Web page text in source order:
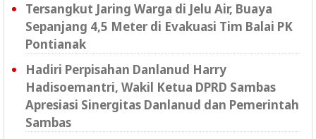
Tersangkut Jaring Warga di Jelu Air, Buaya
Sepanjang 4,5 Meter di Evakuasi Tim Balai PK
Pontianak
Hadiri Perpisahan Danlanud Harry
Hadisoemantri, Wakil Ketua DPRD Sambas
Apresiasi Sinergitas Danlanud dan Pemerintah
Sambas